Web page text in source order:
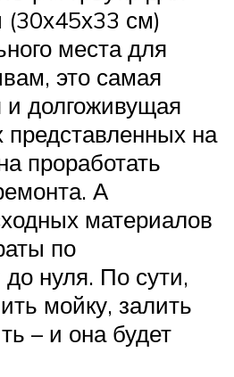
см)
места для
это самая
и долгоживущая
представленных на
проработать
А
материалов
по
нуля. По сути,
мойку, залить
– и она будет